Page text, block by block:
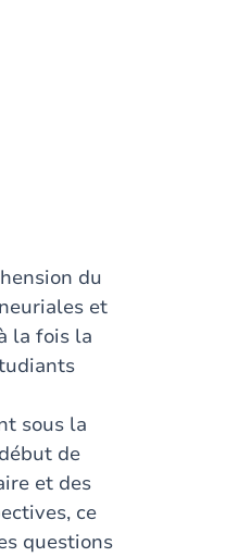
du
et
la fois la
sous la
de
et des
ce
questions